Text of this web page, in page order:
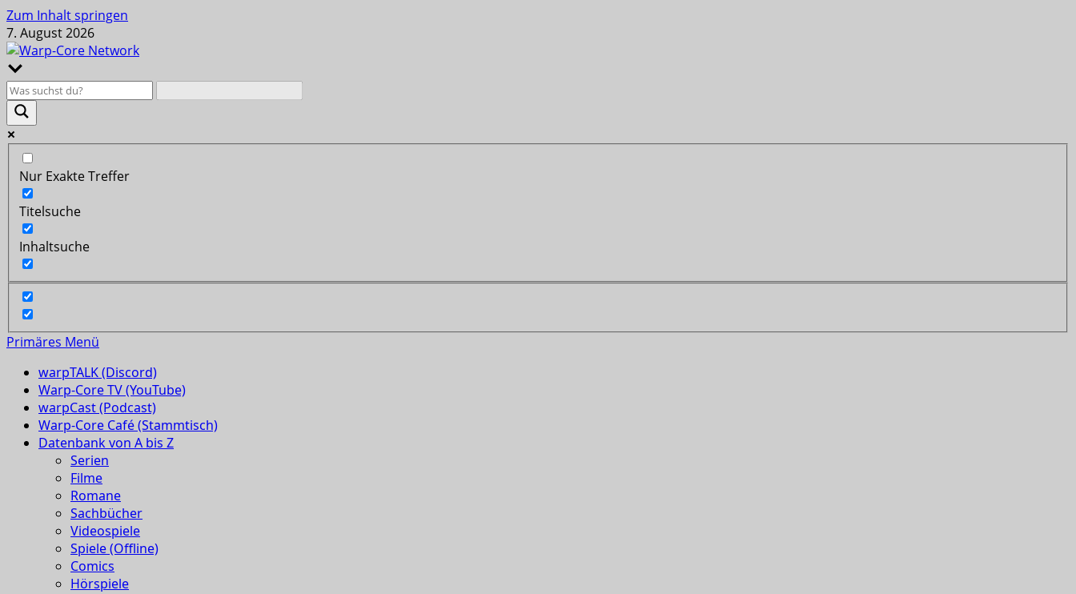
Zum Inhalt springen
7. August 2026
Nur Exakte Treffer
Titelsuche
Inhaltsuche
Primäres Menü
warpTALK (Discord)
Warp-Core TV (YouTube)
warpCast (Podcast)
Warp-Core Café (Stammtisch)
Datenbank von A bis Z
Serien
Filme
Romane
Sachbücher
Videospiele
Spiele (Offline)
Comics
Hörspiele